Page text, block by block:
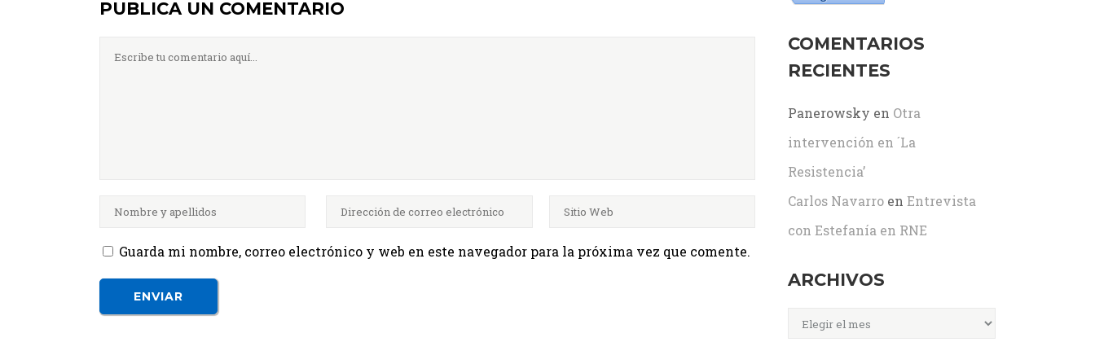
PUBLICA UN COMENTARIO
Guarda mi nombre, correo electrónico y web en este navegador para la próxima vez que comente.
COMENTARIOS
RECIENTES
Panerowsky en Otra
intervención en ´La
Resistencia’
Carlos Navarro en Entrevista
con Estefanía en RNE
ARCHIVOS
Archivos